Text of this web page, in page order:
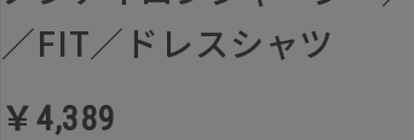
／FIT／ドレスシャツ
￥4,389